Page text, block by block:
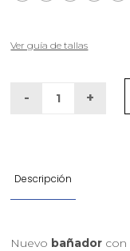
Ver guía de tallas
Descripción
Nuevo bañador con